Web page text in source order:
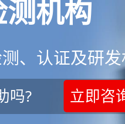
机构
、认证及研
吗? 立即咨